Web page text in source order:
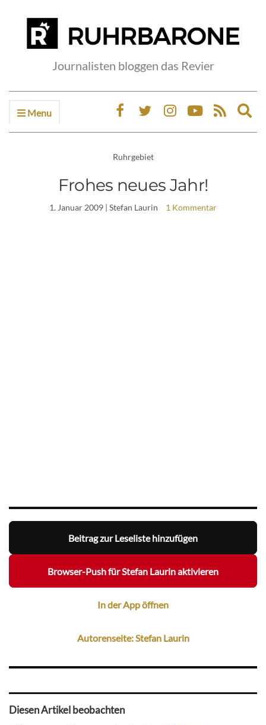
Journalisten bloggen das Revier
Menu
Ruhrgebiet
Frohes neues Jahr!
1. Januar 2009 | Stefan Laurin 1 Kommentar
Beitrag zur Leseliste hinzufügen
Browser-Push für Stefan Laurin aktivieren
In der App öffnen
Autorenseite: Stefan Laurin
Diesen Artikel beobachten